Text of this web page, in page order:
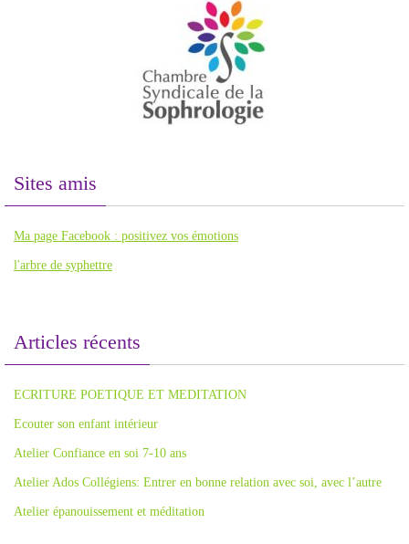
Sites amis
Ma page Facebook : positivez vos émotions
l'arbre de syphettre
Articles récents
ECRITURE POETIQUE ET MEDITATION
Ecouter son enfant intérieur
Atelier Confiance en soi 7-10 ans
Atelier Ados Collégiens: Entrer en bonne relation avec soi, avec l’autre
Atelier épanouissement et méditation